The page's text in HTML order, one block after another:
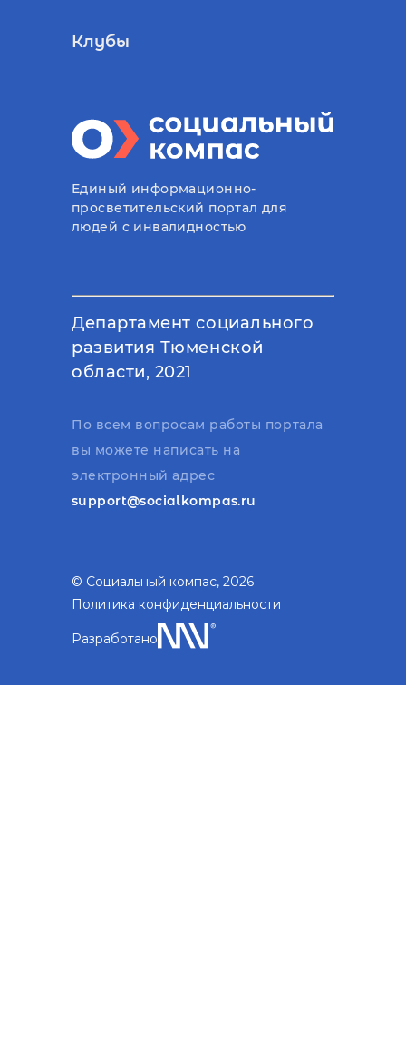
Клубы
Единый информационно-
просветительский портал для
людей с инвалидностью
Департамент социального
развития Тюменской
области, 2021
По всем вопросам работы портала
вы можете написать на
электронный адрес
support@socialkompas.ru
© Социальный компас, 2026
Политика конфиденциальности
Разработано